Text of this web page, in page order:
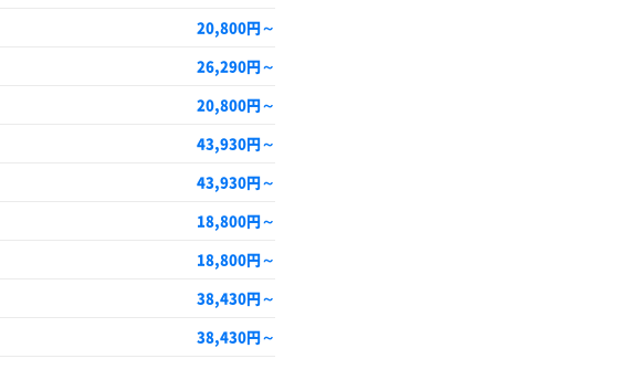
20,800円～
26,290円～
20,800円～
43,930円～
43,930円～
18,800円～
18,800円～
38,430円～
38,430円～